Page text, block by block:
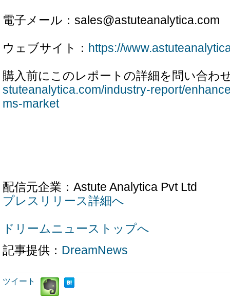
電子メール：sales@astuteanalytica.com
ウェブサイト： https://
購入前にこのレポートの詳細を問い合わ
stuteanalytica.com/industry-report/
ms-market
配信元企業：Astute Analytica Pvt Ltd
プレスリリース詳細へ
ドリームニューストップへ
記事提供： DreamNews
ツイート